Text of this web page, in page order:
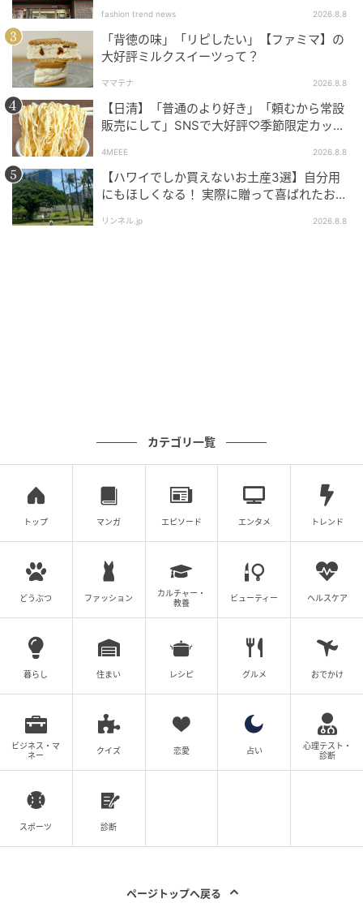
たり。よもぎの緑が映えるもっちりとした生地と、自
家炊き粒あんのやさしい甘みに、ほっとひと息つきた
くなる一品です。価格は1個¥140（税込）。
200円以上だけど気になる！ 話題の新商品
出典：Instagram
最後に紹介するのは、新商品「クレームドフロマージ
ュ」。クリームチーズをパン生地で包んだもので、ま
るでチーズケーキを食べているようなコクが特徴のよ
う。価格は¥205（税込）と、200円をややオーバーし
ていますが、@mame48goさんが「気軽に食べられる
のに、どこか贅沢な気分にさせてくれる」と絶賛する
【シャトレーゼ】の「個包装スイーツ」は、和菓子も
洋菓子も豊富に揃っているため、そのときの気分に合
fashion trend news 2026.8.8
「背徳の味」「リピしたい」【ファミマ】の
大好評ミルクスイーツって？
ママテナ 2026.8.8
【日清】「普通のより好き」「頼むから常設
販売にして」SNSで大好評♡季節限定カップ
4MEEE 2026.8.8
【ハワイでしか買えないお土産3選】自分用
にもほしくなる！ 実際に贈って喜ばれたおす
リンネル.jp 2026.8.8
カテゴリ一覧
トップ マンガ エピソード エンタメ トレンド
どうぶつ ファッション
カルチャー・
教養
ビューティー ヘルスケア
暮らし 住まい レシピ グルメ おでかけ
ビジネス・マ
ネー
クイズ 恋愛 占い
心理テスト・
診断
スポーツ 診断
ページトップへ戻る